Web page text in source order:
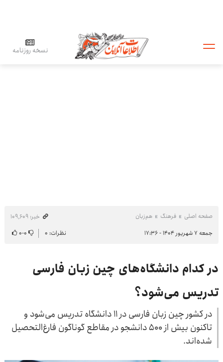
نسخه روزنامه
صفحه اصلی فرهنگ هم‌زبان
خبر: ۱۰۹٬۶۰۹
جمعه ۷ شهریور ۱۴۰۴ - ۱۷:۳۶
نظرات: ۰ ۰-۰
در کدام دانشگاه‌های چین زبان فارسی
تدریس می‌شود؟
در کشور چین زبان فارسی در ۱۱ دانشگاه تدریس می‌شود و
تاکنون بیش از ۵۰۰ دانشجو در مقاطع گوناگون فارغ‌التحصیل
شده‌اند.